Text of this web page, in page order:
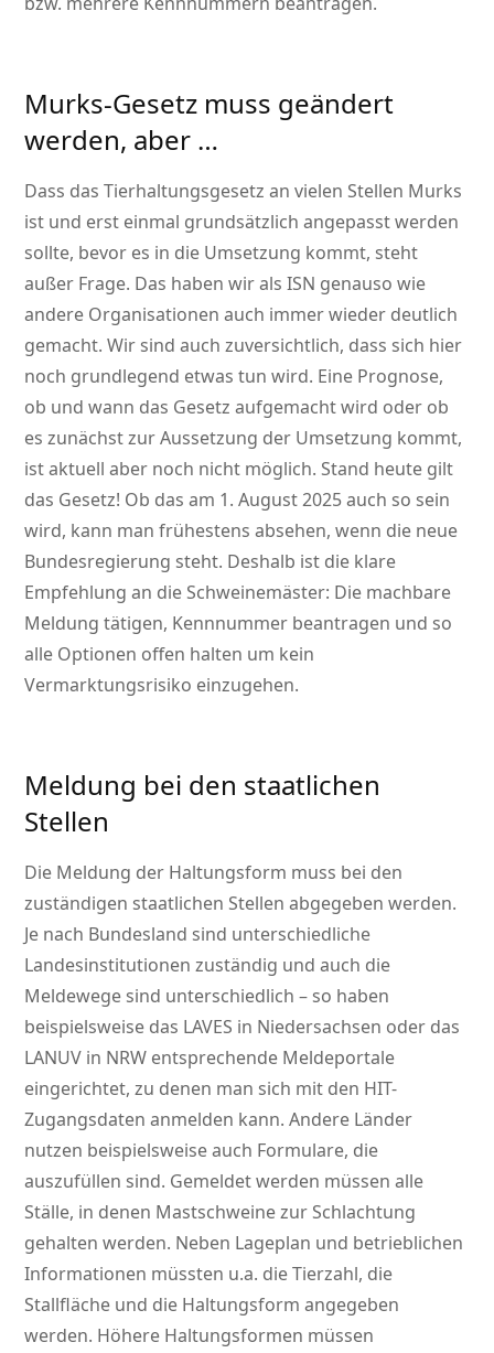
Murks-Gesetz muss geändert
werden, aber …
Dass das Tierhaltungsgesetz an vielen Stellen Murks
ist und erst einmal grundsätzlich angepasst werden
sollte, bevor es in die Umsetzung kommt, steht
außer Frage. Das haben wir als ISN genauso wie
andere Organisationen auch immer wieder deutlich
gemacht. Wir sind auch zuversichtlich, dass sich hier
noch grundlegend etwas tun wird. Eine Prognose,
ob und wann das Gesetz aufgemacht wird oder ob
es zunächst zur Aussetzung der Umsetzung kommt,
ist aktuell aber noch nicht möglich. Stand heute gilt
das Gesetz! Ob das am 1. August 2025 auch so sein
wird, kann man frühestens absehen, wenn die neue
Bundesregierung steht. Deshalb ist die klare
Empfehlung an die Schweinemäster: Die machbare
Meldung tätigen, Kennnummer beantragen und so
alle Optionen offen halten um kein
Vermarktungsrisiko einzugehen.
Meldung bei den staatlichen
Stellen
Die Meldung der Haltungsform muss bei den
zuständigen staatlichen Stellen abgegeben werden.
Je nach Bundesland sind unterschiedliche
Landesinstitutionen zuständig und auch die
Meldewege sind unterschiedlich – so haben
beispielsweise das LAVES in Niedersachsen oder das
LANUV in NRW entsprechende Meldeportale
eingerichtet, zu denen man sich mit den HIT-
Zugangsdaten anmelden kann. Andere Länder
nutzen beispielsweise auch Formulare, die
auszufüllen sind. Gemeldet werden müssen alle
Ställe, in denen Mastschweine zur Schlachtung
gehalten werden. Neben Lageplan und betrieblichen
Informationen müssten u.a. die Tierzahl, die
Stallfläche und die Haltungsform angegeben
werden. Höhere Haltungsformen müssen